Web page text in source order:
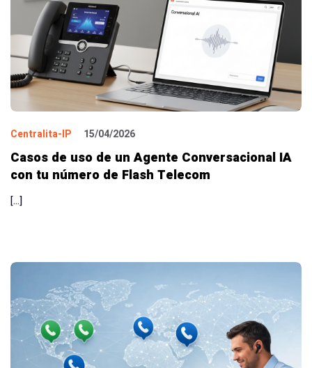
Centralita-IP 15/04/2026
Casos de uso de un Agente Conversacional IA
con tu número de Flash Telecom
[…]